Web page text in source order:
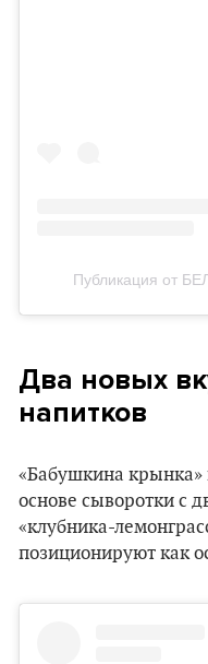
Публикация от
Два новых
напитков
«Бабушкина крынка»
основе сыворотки с
«клубника-
позиционируют как